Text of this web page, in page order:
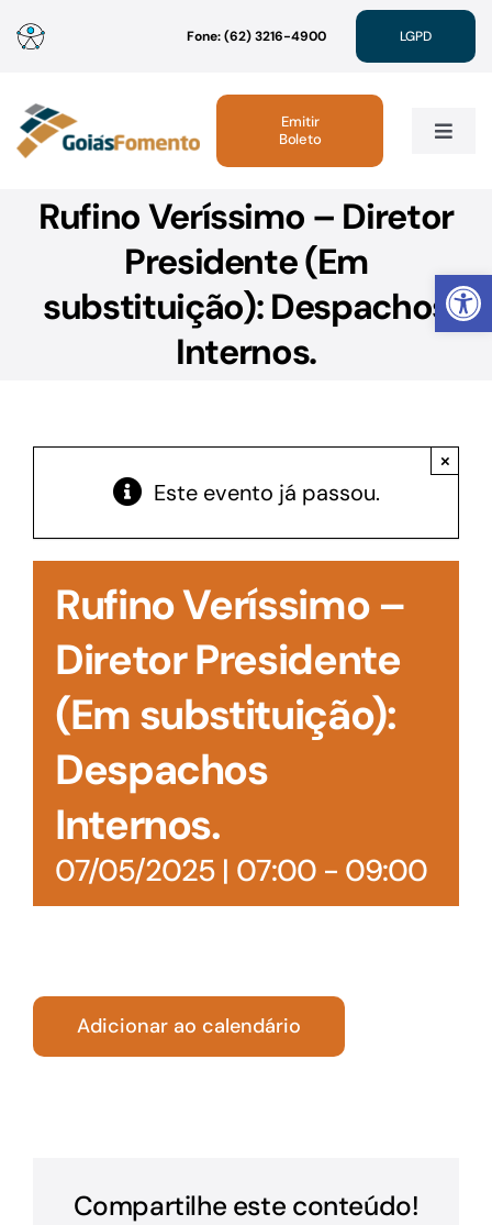
Abrir
para
conteúdo
Fone: (62) 3216-4900 LGPD
Toggle
Institucional
Acesso à Informação
Emitir
Boleto
Rufino Veríssimo – Diretor
Presidente (Em
substituição): Despachos
Internos.
Este evento já passou.
×
Rufino Veríssimo –
Diretor Presidente
(Em substituição):
Despachos
Internos.
07/05/2025 | 07:00- 09:00
Adicionar ao calendário
Compartilhe este conteúdo!